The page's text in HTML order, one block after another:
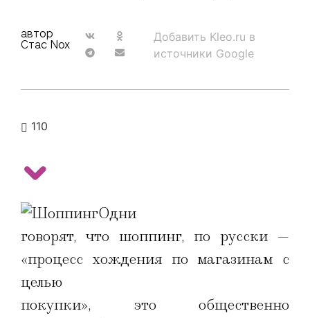
автор
Стас Nox
Добавить Kleo.ru в
источники Google
110
Одни
говорят, что шоппинг, по русски —
«процесс хождения по магазинам с
целью
покупки», это общественно